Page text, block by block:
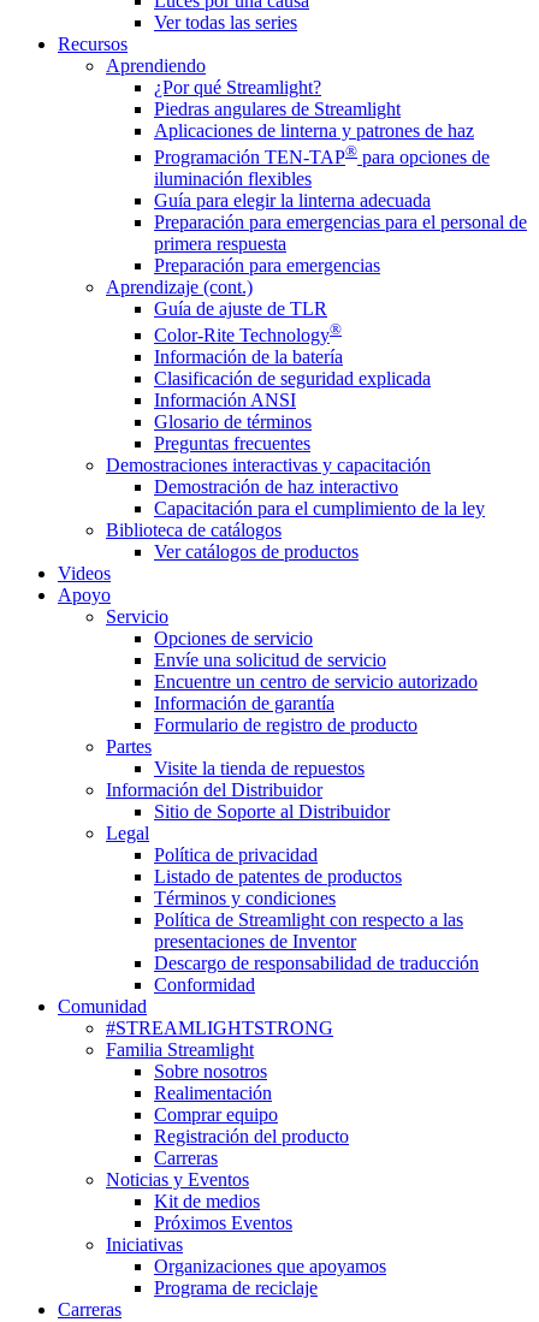
Ver todas las series
Recursos
Aprendiendo
¿Por qué Streamlight?
Piedras angulares de Streamlight
Aplicaciones de linterna y patrones de haz
Programación TEN-TAP® para opciones de
iluminación flexibles
Guía para elegir la linterna adecuada
Preparación para emergencias para el personal de
primera respuesta
Preparación para emergencias
Aprendizaje (cont.)
Guía de ajuste de TLR
Color-Rite Technology®
Información de la batería
Clasificación de seguridad explicada
Información ANSI
Glosario de términos
Preguntas frecuentes
Demostraciones interactivas y capacitación
Demostración de haz interactivo
Capacitación para el cumplimiento de la ley
Biblioteca de catálogos
Ver catálogos de productos
Videos
Apoyo
Servicio
Opciones de servicio
Envíe una solicitud de servicio
Encuentre un centro de servicio autorizado
Información de garantía
Formulario de registro de producto
Partes
Visite la tienda de repuestos
Información del Distribuidor
Sitio de Soporte al Distribuidor
Legal
Política de privacidad
Listado de patentes de productos
Términos y condiciones
Política de Streamlight con respecto a las
presentaciones de Inventor
Descargo de responsabilidad de traducción
Conformidad
Comunidad
#STREAMLIGHTSTRONG
Familia Streamlight
Sobre nosotros
Realimentación
Comprar equipo
Registración del producto
Carreras
Noticias y Eventos
Kit de medios
Próximos Eventos
Iniciativas
Organizaciones que apoyamos
Programa de reciclaje
Carreras